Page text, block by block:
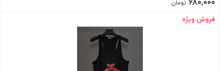
۶۸۰,۰۰۰ تومان
قیمت
بستن
فروش ویژه